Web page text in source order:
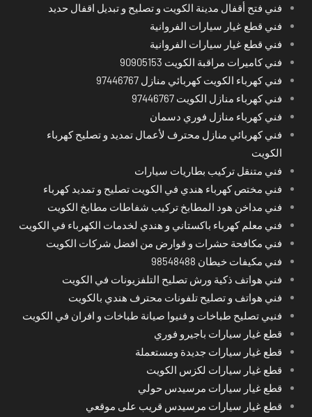
فني فتح أقفال مدينة الكويت و تصليح و تبديل اقفال حديد
فني قطع غيار سيارات الفروانية
فني قطع غيار سيارات الفروانية
فني كاميرات مراقبة الكويت 90905153
فني كهرباء الكويت كهربائي منازل 97446767
فني كهرباء منازل الكويت 97446767
فني كهرباء منازل فوري دسمان
فني كهربائي منازل محترف لأعمال تمديد و تصليح كهرباء
الكويت
فني متنقل تركيب بطاريات سيارات
فني مختص كهرباء هندي في الكويت تصليح و تمديد كهرباء
فني مداخن هود المطابخ تركيب شفاطات مطابخ الكويت
فني معلم كهرباء باكستاني و هندي لخدمات الكهرباء في الكويت
فني مكافحة حشرات و قوارض من افضل شركات الكويت
فني مكيفات خيطان 98548488
فني هواتف ذكية ورش تصليح التلفزيونات في الكويت
فني هواتف و تصليح تلفونات محترف هندي بالكويت
فنيي تصليح طباخات و فنيوا صيانة طباخات و افران في الكويت
قطع غيار سيارات باجيرو فوري
قطع غيار سيارات جديدة ومستعملة
قطع غيار سيارات لكزس الكويت
قطع غيار سيارات مرسيدس حولي
قطع غيار سيارات مرسيدس قريب على موقعي